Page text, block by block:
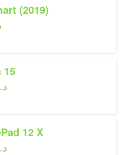
(2019)
15
12 X